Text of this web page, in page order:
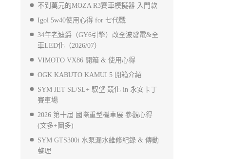
不到萬元的MOZA R3賽車模擬器 入門款
Igol 5w40使用心得 for 七代戰
34年老迪爵（GY6引擎）改全波發電&全
車LED化（2026/07）
VIMOTO VX86 開箱 & 使用心得
OGK KABUTO KAMUI 5 開箱介紹
SYM JET SL/SL+ 馭望 競化 in 永安卡丁
賽車場
2026 第十屆 國際重型機車展 參觀心得
(文多+圖多)
SYM GTS300i 水泵漏水維修紀錄 & 傳動
整理